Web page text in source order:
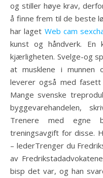
og stiller høye krav,
å finne frem til de beste
har laget Web cam
kunst og håndverk.
kjærligheten. Svelge-og
at musklene i munnen
leverer også med
Mange svenske
byggevarehandelen,
Trenere med egne
treningsavgift for disse.
– lederTrenger du
av
bisp det var, og han